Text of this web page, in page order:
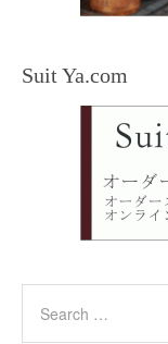
Suit Ya.com